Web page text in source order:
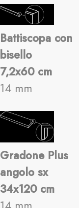
Battiscopa con
bisello
7,2x60 cm
14 mm
Gradone Plus
angolo sx
34x120 cm